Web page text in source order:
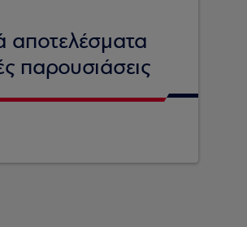
αποτελέσματα
παρουσιάσεις